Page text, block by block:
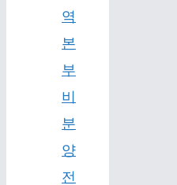
역
본
부
비
분
양
전